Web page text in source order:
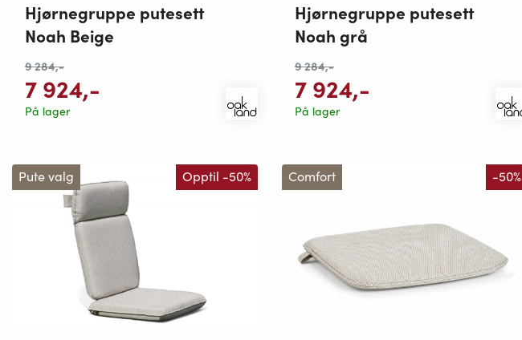
Hjørnegruppe putesett
Noah Beige
9 284,-
7 924,-
På lager
Hjørnegruppe putesett
Noah grå
9 284,-
7 924,-
På lager
Pute valg Opptil -50% Comfort -50%